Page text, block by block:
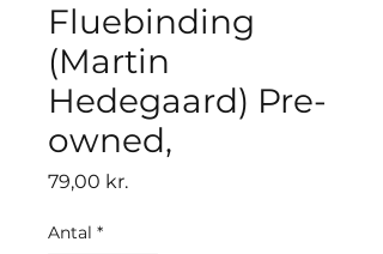
Fluebinding
(Martin
Hedegaard) Pre-
owned,
79,00 kr.Pris
Antal *